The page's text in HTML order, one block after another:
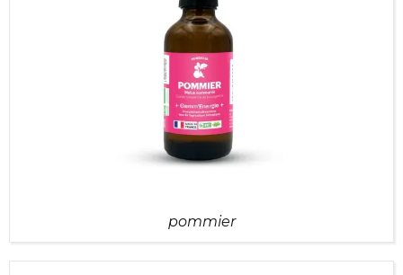
pommier